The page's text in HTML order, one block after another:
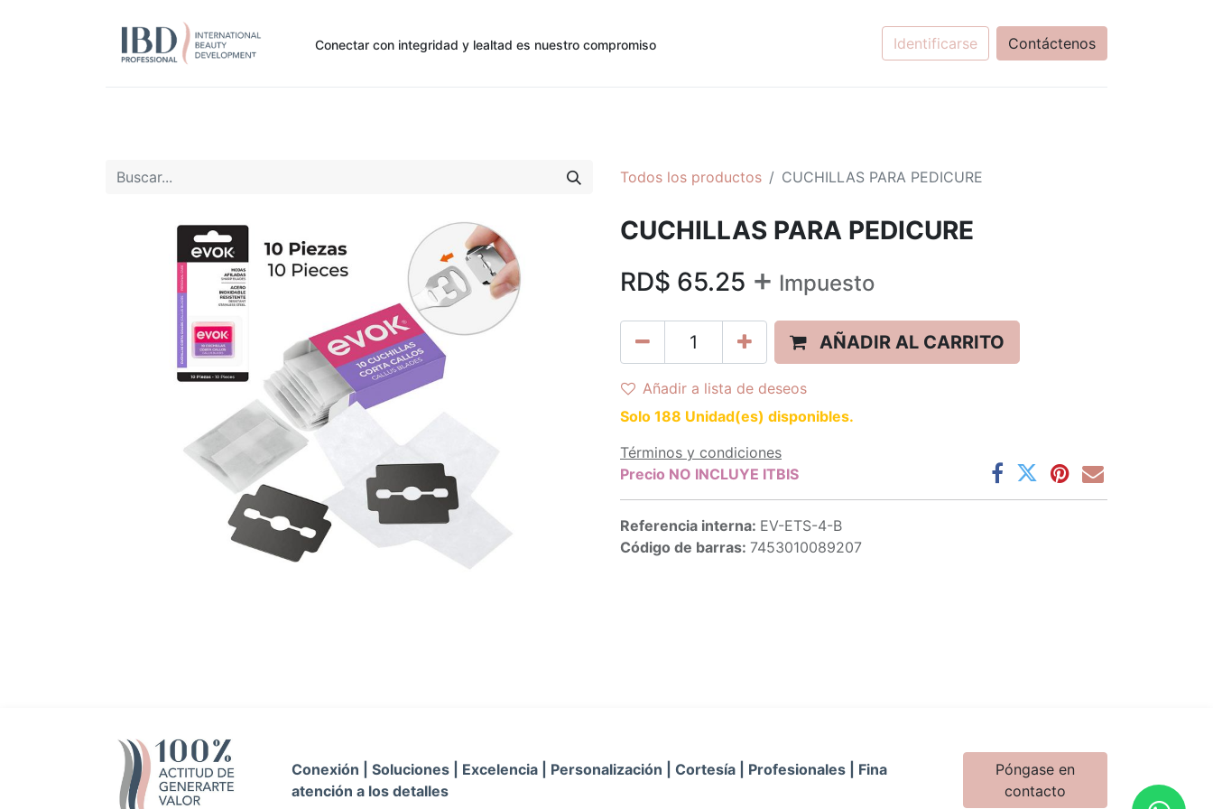
Conectar con integridad y lealtad es nuestro compromiso Identificarse Contáctenos
Todos los productos CUCHILLAS PARA PEDICURE
CUCHILLAS PARA PEDICURE
RD$ 65.25 + Impuesto
AÑADIR AL CARRITO
Añadir a lista de deseos
Solo 188 Unidad(es) disponibles.
Términos y condiciones
Precio NO INCLUYE ITBIS
Referencia interna: EV-ETS-4-B
Código de barras: 7453010089207
Conexión | Soluciones | Excelencia | Personalización | Cortesía | Profesionales | Fina
atención a los detalles
Póngase en
contacto